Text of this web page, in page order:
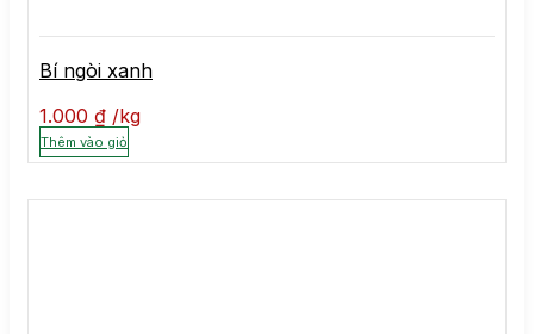
Bí ngòi xanh
1.000 ₫ kg
Thêm vào giỏ